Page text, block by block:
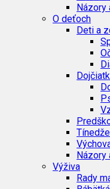
Názory
O deťoch
Deti a
Názory
Výživa
Rady